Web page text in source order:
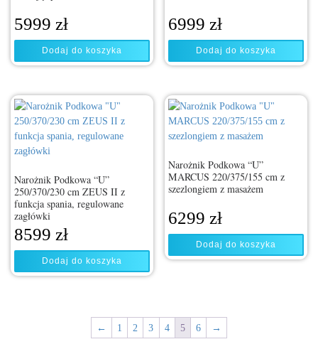
5999 zł
Dodaj do koszyka
6999 zł
Dodaj do koszyka
Narożnik Podkowa “U”
250/370/230 cm ZEUS II z
funkcja spania, regulowane
zagłówki
8599 zł
Dodaj do koszyka
Narożnik Podkowa “U”
MARCUS 220/375/155 cm z
szezlongiem z masażem
6299 zł
Dodaj do koszyka
← 1 2 3 4 5 6 →